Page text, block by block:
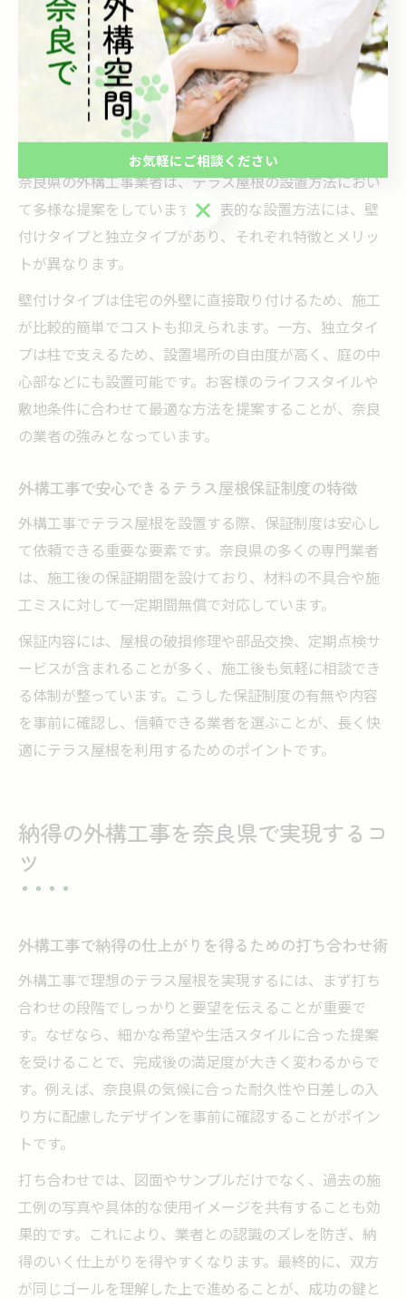
基礎工事や固定方法を採用し、強風や積雪に耐えうる構
造にすることが長持ちの秘訣です。定期的なメンテナン
スも耐久性維持に役立ち、汚れや傷みを早期に発見して
対処することで、長期間快適に使い続けられます。
奈良外構工事業者が提案する設置方法の違い
奈良県の外構工事業者は、テラス屋根の設置方法におい
て多様な提案をしています。代表的な設置方法には、壁
付けタイプと独立タイプがあり、それぞれ特徴とメリッ
トが異なります。
壁付けタイプは住宅の外壁に直接取り付けるため、施工
が比較的簡単でコストも抑えられます。一方、独立タイ
プは柱で支えるため、設置場所の自由度が高く、庭の中
心部などにも設置可能です。お客様のライフスタイルや
敷地条件に合わせて最適な方法を提案することが、奈良
の業者の強みとなっています。
外構工事で安心できるテラス屋根保証制度の特徴
外構工事でテラス屋根を設置する際、保証制度は安心し
て依頼できる重要な要素です。奈良県の多くの専門業者
は、施工後の保証期間を設けており、材料の不具合や施
工ミスに対して一定期間無償で対応しています。
保証内容には、屋根の破損修理や部品交換、定期点検サ
ービスが含まれることが多く、施工後も気軽に相談でき
る体制が整っています。こうした保証制度の有無や内容
を事前に確認し、信頼できる業者を選ぶことが、長く快
適にテラス屋根を利用するためのポイントです。
納得の外構工事を奈良県で実現するコ
ツ
外構工事で納得の仕上がりを得るための打ち合わせ術
外構工事で理想のテラス屋根を実現するには、まず打ち
合わせの段階でしっかりと要望を伝えることが重要で
す。なぜなら、細かな希望や生活スタイルに合った提案
を受けることで、完成後の満足度が大きく変わるからで
す。例えば、奈良県の気候に合った耐久性や日差しの入
り方に配慮したデザインを事前に確認することがポイン
トです。
打ち合わせでは、図面やサンプルだけでなく、過去の施
工例の写真や具体的な使用イメージを共有することも効
果的です。これにより、業者との認識のズレを防ぎ、納
得のいく仕上がりを得やすくなります。最終的に、双方
が同じゴールを理解した上で進めることが、成功の鍵と
お気軽にご相談ください
お気軽にご相談ください